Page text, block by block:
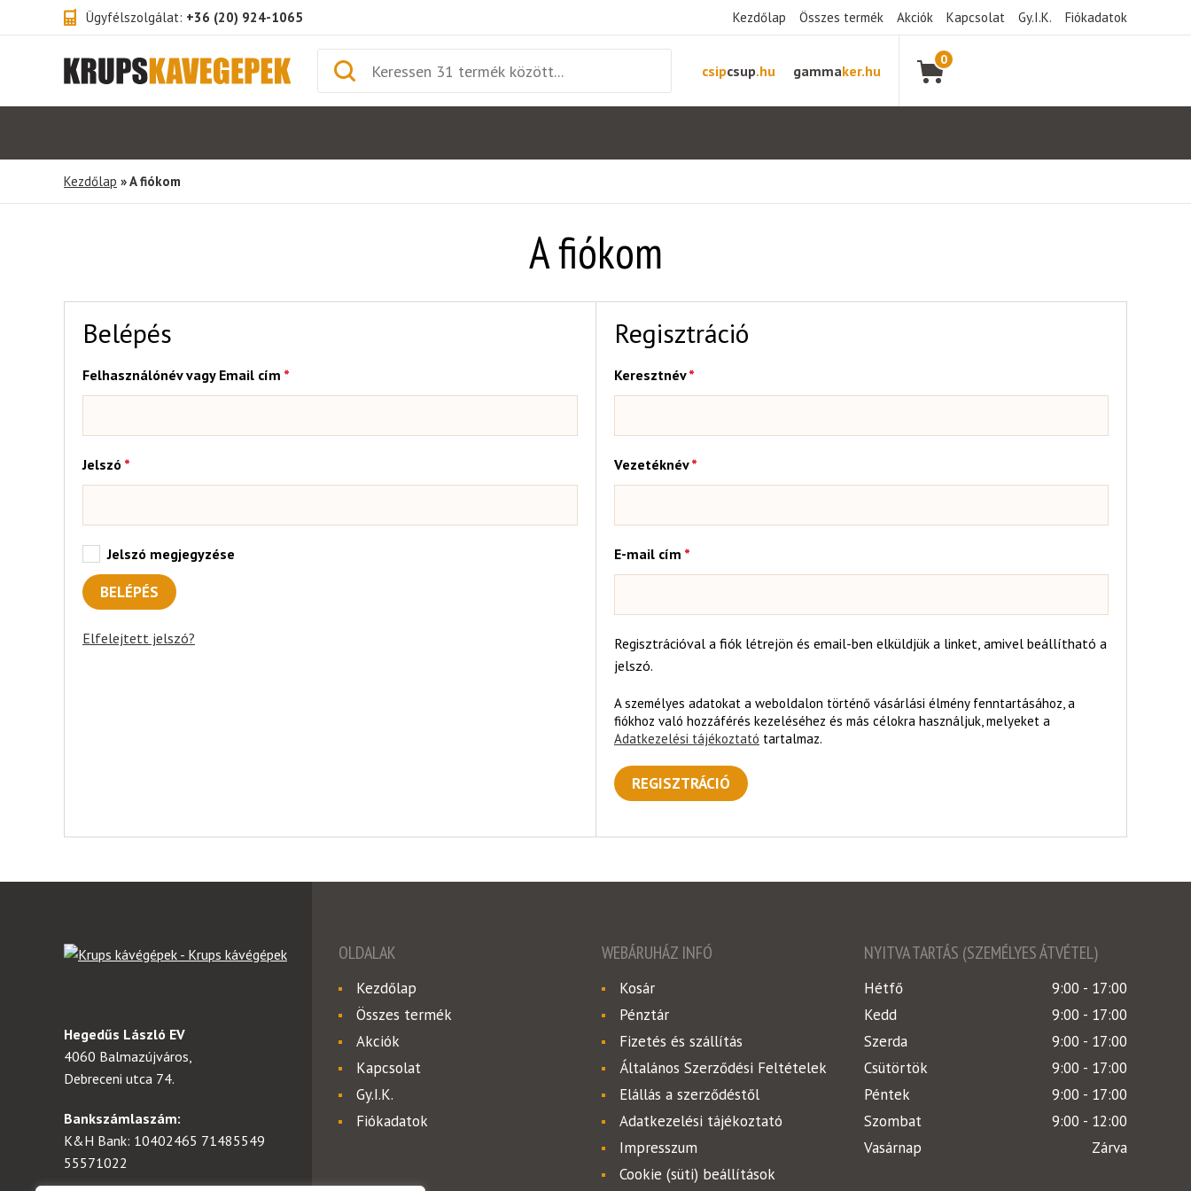
Ügyfélszolgálat: +36 (20) 924-1065 Kezdőlap Összes termék Akciók Kapcsolat Gy.I.K. Fiókadatok
csipcsup.hu gammaker.hu
0
Kezdőlap » A fiókom
A fiókom
Belépés
Felhasználónév vagy Email cím *
Jelszó *
Jelszó megjegyzése
BELÉPÉS
Elfelejtett jelszó?
Regisztráció
Keresztnév*
Vezetéknév*
E-mail cím *
Regisztrációval a fiók létrejön és email-ben elküldjük a linket, amivel beállítható a
jelszó.
A személyes adatokat a weboldalon történő vásárlási élmény fenntartásához, a
fiókhoz való hozzáférés kezeléséhez és más célokra használjuk, melyeket a
Adatkezelési tájékoztató tartalmaz.
REGISZTRÁCIÓ
Hegedűs László EV
4060 Balmazújváros,
Debreceni utca 74.
Bankszámlaszám:
K&H Bank: 10402465 71485549
55571022
OLDALAK
Kezdőlap
Összes termék
Akciók
Kapcsolat
Gy.I.K.
Fiókadatok
WEBÁRUHÁZ INFÓ
Kosár
Pénztár
Fizetés és szállítás
Általános Szerződési Feltételek
Elállás a szerződéstől
Adatkezelési tájékoztató
Impresszum
Cookie (süti) beállítások
NYITVA TARTÁS (SZEMÉLYES ÁTVÉTEL)
Hétfő
9:00 - 17:00
Kedd
9:00 - 17:00
Szerda
9:00 - 17:00
Csütörtök
9:00 - 17:00
Péntek
9:00 - 17:00
Szombat
9:00 - 12:00
Vasárnap
Zárva